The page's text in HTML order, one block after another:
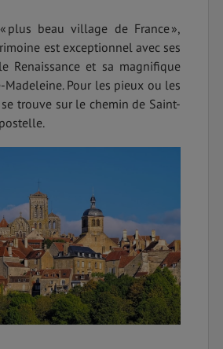
plus beau village de France »,
est exceptionnel avec ses
Renaissance et sa magnifique
Madeleine. Pour les pieux ou les
se trouve sur le chemin de Saint-